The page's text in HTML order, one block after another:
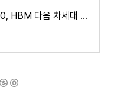
HBF 관련주 TOP10, HBM 다음 차세대 AI 메모리 수혜주는?